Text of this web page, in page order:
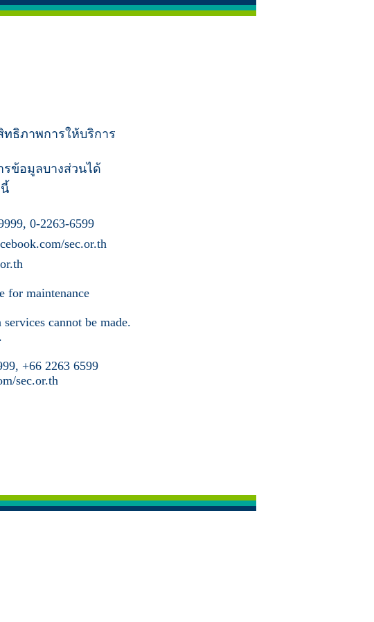
ทธิภาพการให้บริการ
รข้อมูลบางส่วนได้
0-2263-6599
sec.or.th
for maintenance
cannot be made.
+66 2263 6599
sec.or.th